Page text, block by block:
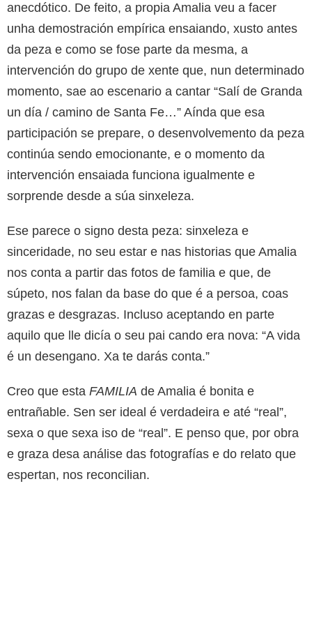
anecdótico. De feito, a propia Amalia veu a facer
unha demostración empírica ensaiando, xusto antes
da peza e como se fose parte da mesma, a
intervención do grupo de xente que, nun determinado
momento, sae ao escenario a cantar “Salí de Granda
un día / camino de Santa Fe…” Aínda que esa
participación se prepare, o desenvolvemento da peza
continúa sendo emocionante, e o momento da
intervención ensaiada funciona igualmente e
sorprende desde a súa sinxeleza.
Ese parece o signo desta peza: sinxeleza e
sinceridade, no seu estar e nas historias que Amalia
nos conta a partir das fotos de familia e que, de
súpeto, nos falan da base do que é a persoa, coas
grazas e desgrazas. Incluso aceptando en parte
aquilo que lle dicía o seu pai cando era nova: “A vida
é un desengano. Xa te darás conta.”
Creo que esta FAMILIA de Amalia é bonita e
entrañable. Sen ser ideal é verdadeira e até “real”,
sexa o que sexa iso de “real”. E penso que, por obra
e graza desa análise das fotografías e do relato que
espertan, nos reconcilian.